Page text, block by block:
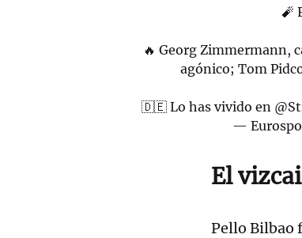
🧨
🔥 Georg Zimmermann,
agónico; Tom
🇩🇪 Lo has vivido en
—
El
Pello Bilbao